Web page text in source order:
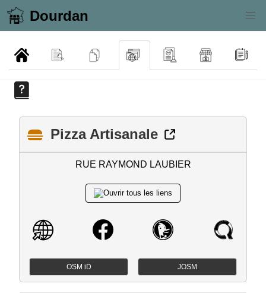
Dourdan
Pizza Artisanale
RUE RAYMOND LAUBIER
OSM iD JOSM